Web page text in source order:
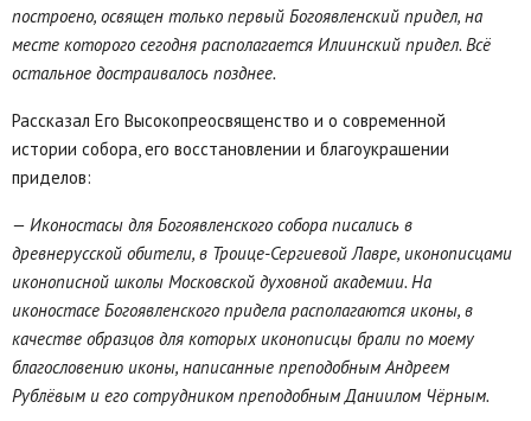
построено, освящен только первый Богоявленский придел, на
месте которого сегодня располагается Илиинский придел. Всё
остальное достраивалось позднее.
Рассказал Его Высокопреосвященство и о современной
истории собора, его восстановлении и благоукрашении
приделов:
— Иконостасы для Богоявленского собора писались в
древнерусской обители, в Троице-Сергиевой Лавре, иконописцами
иконописной школы Московской духовной академии. На
иконостасе Богоявленского придела располагаются иконы, в
качестве образцов для которых иконописцы брали по моему
благословению иконы, написанные преподобным Андреем
Рублёвым и его сотрудником преподобным Даниилом Чёрным.